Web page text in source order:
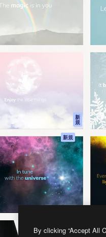
ラ
理
製品
Spaces
AI 画像生成ツール
AI 音声合成ツール
ストックコンテン
ツ
Claude/ChatGPT
向けMCP
新
規
エージェント 新規
API
モバイルアプリ
すべてのMagnificツ
ール
オ
無断複写・転載を禁じます
By clicking “Accept All